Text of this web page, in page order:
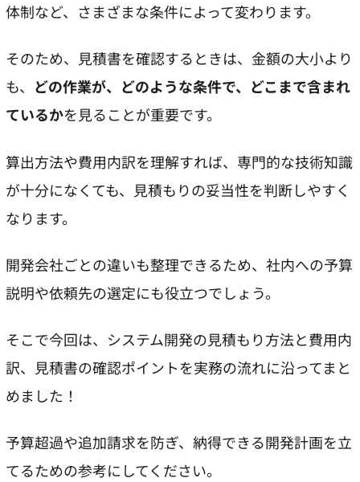
体制など、さまざまな条件によって変わります。
そのため、見積書を確認するときは、金額の大小より
も、 どの作業が、どのような条件で、どこまで含まれ
ているかを見ることが重要です。
算出方法や費用内訳を理解すれば、専門的な技術知識
が十分になくても、見積もりの妥当性を判断しやすく
なります。
開発会社ごとの違いも整理できるため、社内への予算
説明や依頼先の選定にも役立つでしょう。
そこで今回は、システム開発の見積もり方法と費用内
訳、見積書の確認ポイントを実務の流れに沿ってまと
めました！
予算超過や追加請求を防ぎ、納得できる開発計画を立
てるための参考にしてください。